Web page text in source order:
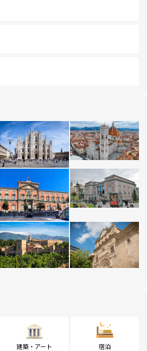
建築・アート 宿泊